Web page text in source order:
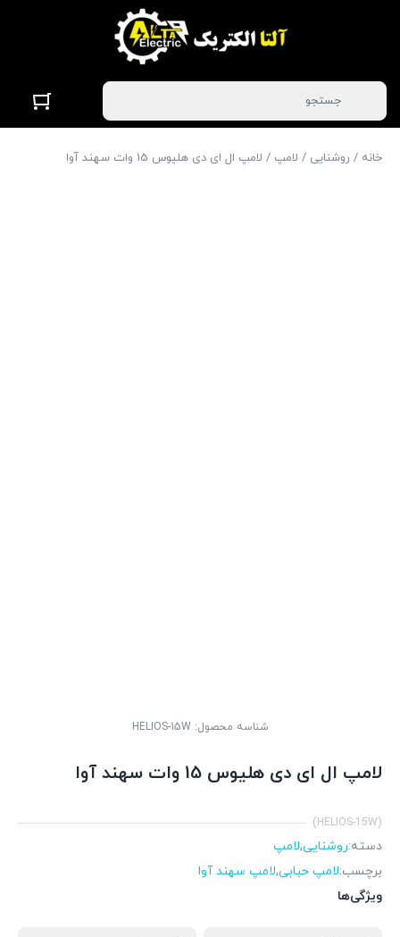
خانه / روشنایی / لامپ / لامپ ال ای دی هلیوس 15 وات سهند آوا
شناسه محصول:HELIOS-15W
لامپ ال ای دی هلیوس 15 وات سهند آوا
(HELIOS-15W)
دسته:روشنایی,لامپ
برچسب:لامپ حبابی,لامپ سهند آوا
ویژگی‌ها